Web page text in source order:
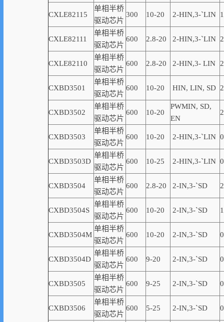
CXLE82115
单相半桥
驱动芯片
300 10-20 2-HIN,3-`LIN
CXLE82111
单相半桥
驱动芯片
600 2.8-20 2-HIN,3-`LIN
CXLE82110
单相半桥
驱动芯片
600 2.8-20 2-HIN,3- LIN
CXBD3501
单相半桥
驱动芯片
600 10-20 HIN, LIN, SD
CXBD3502
单相半桥
驱动芯片
600 10-20
PWMIN, SD,
EN
CXBD3503
单相半桥
驱动芯片
600 10-20 2-HIN,3-`LIN
CXBD3503D
单相半桥
驱动芯片
600 10-25 2-HIN,3-`LIN
CXBD3504
单相半桥
驱动芯片
600 2.8-20 2-IN,3-`SD
CXBD3504S
单相半桥
驱动芯片
600 10-20 2-IN,3-`SD
CXBD3504M
单相半桥
驱动芯片
600 10-20 2-IN,3-`SD
CXBD3504D
单相半桥
驱动芯片
600 9-20 2-IN,3-`SD
CXBD3505
单相半桥
驱动芯片
600 9-25 2-IN,3-`SD
CXBD3506
单相半桥
驱动芯片
600 5-25 2-IN,3-`SD